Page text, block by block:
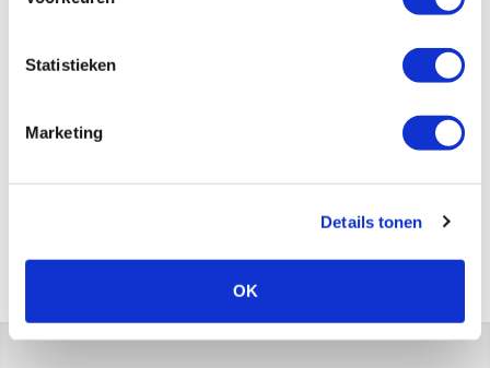
Statistieken
Marketing
Details tonen
OK